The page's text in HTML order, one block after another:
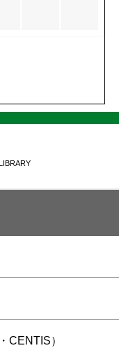
CENTIS）